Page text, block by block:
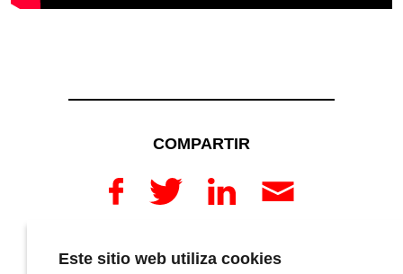
COMPARTIR
Este sitio web utiliza cookies